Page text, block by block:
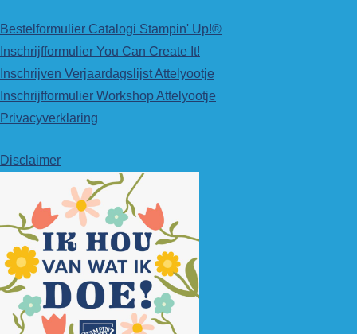
Bestelformulier Catalogi Stampin' Up!®
Inschrijfformulier You Can Create It!
Inschrijven Verjaardagslijst Attelyootje
Inschrijfformulier Workshop Attelyootje
Privacyverklaring
Disclaimer